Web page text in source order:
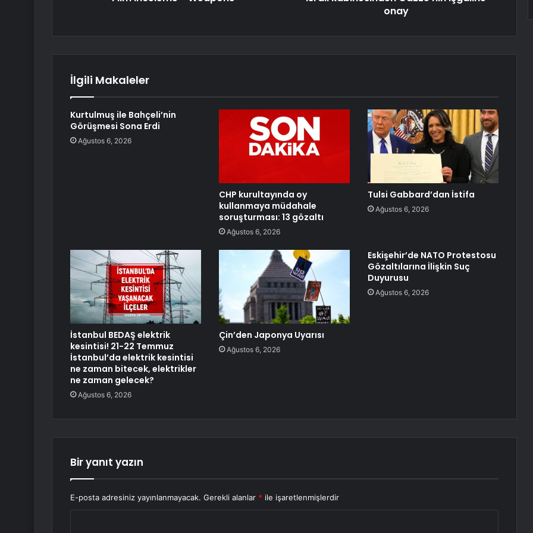
onay
İlgili Makaleler
Kurtulmuş ile Bahçeli’nin
Görüşmesi Sona Erdi
Ağustos 6, 2026
CHP kurultayında oy
kullanmaya müdahale
soruşturması: 13 gözaltı
Ağustos 6, 2026
Tulsi Gabbard’dan İstifa
Ağustos 6, 2026
İstanbul BEDAŞ elektrik
kesintisi! 21-22 Temmuz
İstanbul’da elektrik kesintisi
ne zaman bitecek, elektrikler
ne zaman gelecek?
Ağustos 6, 2026
Çin’den Japonya Uyarısı
Ağustos 6, 2026
Eskişehir’de NATO Protestosu
Gözaltılarına İlişkin Suç
Duyurusu
Ağustos 6, 2026
Bir yanıt yazın
E-posta adresiniz yayınlanmayacak. Gerekli alanlar * ile işaretlenmişlerdir